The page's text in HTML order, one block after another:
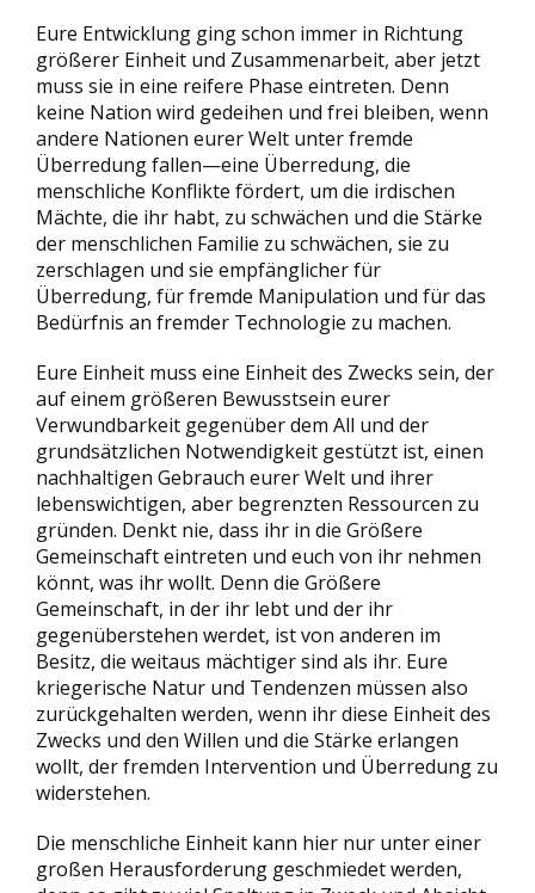
Eure Entwicklung ging schon immer in Richtung
größerer Einheit und Zusammenarbeit, aber jetzt
muss sie in eine reifere Phase eintreten. Denn
keine Nation wird gedeihen und frei bleiben, wenn
andere Nationen eurer Welt unter fremde
Überredung fallen—eine Überredung, die
menschliche Konflikte fördert, um die irdischen
Mächte, die ihr habt, zu schwächen und die Stärke
der menschlichen Familie zu schwächen, sie zu
zerschlagen und sie empfänglicher für
Überredung, für fremde Manipulation und für das
Bedürfnis an fremder Technologie zu machen.
Eure Einheit muss eine Einheit des Zwecks sein, der
auf einem größeren Bewusstsein eurer
Verwundbarkeit gegenüber dem All und der
grundsätzlichen Notwendigkeit gestützt ist, einen
nachhaltigen Gebrauch eurer Welt und ihrer
lebenswichtigen, aber begrenzten Ressourcen zu
gründen. Denkt nie, dass ihr in die Größere
Gemeinschaft eintreten und euch von ihr nehmen
könnt, was ihr wollt. Denn die Größere
Gemeinschaft, in der ihr lebt und der ihr
gegenüberstehen werdet, ist von anderen im
Besitz, die weitaus mächtiger sind als ihr. Eure
kriegerische Natur und Tendenzen müssen also
zurückgehalten werden, wenn ihr diese Einheit des
Zwecks und den Willen und die Stärke erlangen
wollt, der fremden Intervention und Überredung zu
widerstehen.
Die menschliche Einheit kann hier nur unter einer
großen Herausforderung geschmiedet werden,